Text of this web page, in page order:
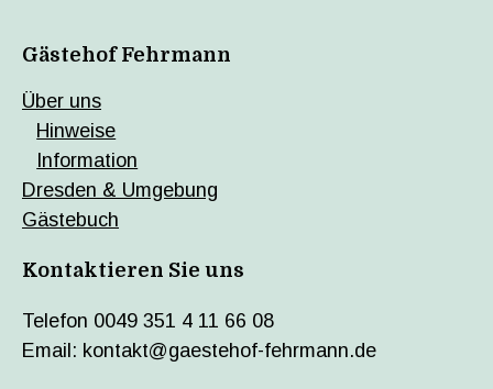
Gästehof Fehrmann
Über uns
Hinweise
Information
Dresden & Umgebung
Gästebuch
Kontaktieren Sie uns
Telefon 0049 351 4 11 66 08
Email: kontakt@gaestehof-fehrmann.de